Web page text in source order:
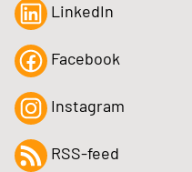
LinkedIn
Facebook
Instagram
RSS-feed